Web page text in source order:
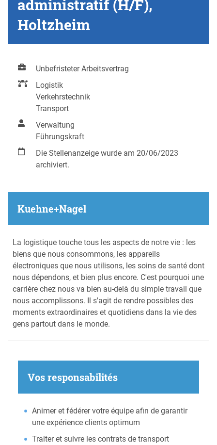
administratif (H/F),
Holtzheim
Unbefristeter Arbeitsvertrag
Logistik
Verkehrstechnik
Transport
Verwaltung
Führungskraft
Die Stellenanzeige wurde am 20/06/2023
archiviert.
Kuehne+Nagel
La logistique touche tous les aspects de notre vie : les
biens que nous consommons, les appareils
électroniques que nous utilisons, les soins de santé dont
nous dépendons, et bien plus encore. C'est pourquoi une
carrière chez nous va bien au-delà du simple travail que
nous accomplissons. Il s'agit de rendre possibles des
moments extraordinaires et quotidiens dans la vie des
gens partout dans le monde.
Vos responsabilités
Animer et fédérer votre équipe afin de garantir
une expérience clients optimum
Traiter et suivre les contrats de transport